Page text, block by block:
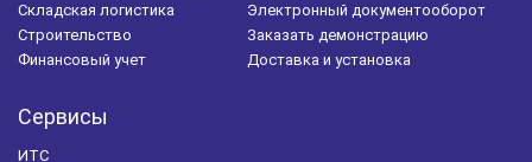
Складская логистика
Строительство
Финансовый учет
Электронный документооборот
Заказать демонстрацию
Доставка и установка
Сервисы
ИТС